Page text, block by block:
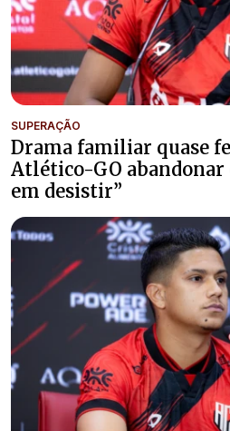
SUPERAÇÃO
Drama familiar quase
Atlético-GO abandonar
em desistir”